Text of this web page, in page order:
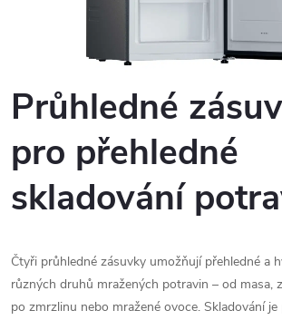
Průhledné
pro přehledné
skladování
Čtyři průhledné zásuvky umožňují přehledné a
různých druhů mražených potravin – od masa,
po zmrzlinu nebo mražené ovoce. Skladování